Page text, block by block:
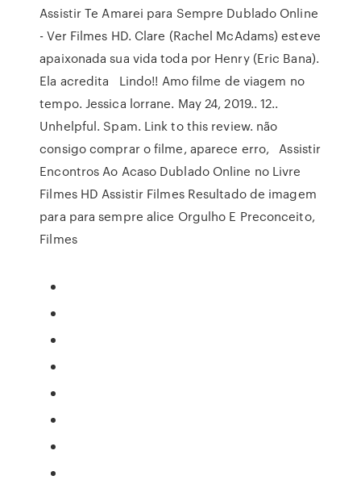
Assistir Te Amarei para Sempre Dublado Online
- Ver Filmes HD. Clare (Rachel McAdams) esteve
apaixonada sua vida toda por Henry (Eric Bana).
Ela acredita Lindo!! Amo filme de viagem no
tempo. Jessica lorrane. May 24, 2019.. 12..
Unhelpful. Spam. Link to this review. não
consigo comprar o filme, aparece erro, Assistir
Encontros Ao Acaso Dublado Online no Livre
Filmes HD Assistir Filmes Resultado de imagem
para para sempre alice Orgulho E Preconceito,
Filmes